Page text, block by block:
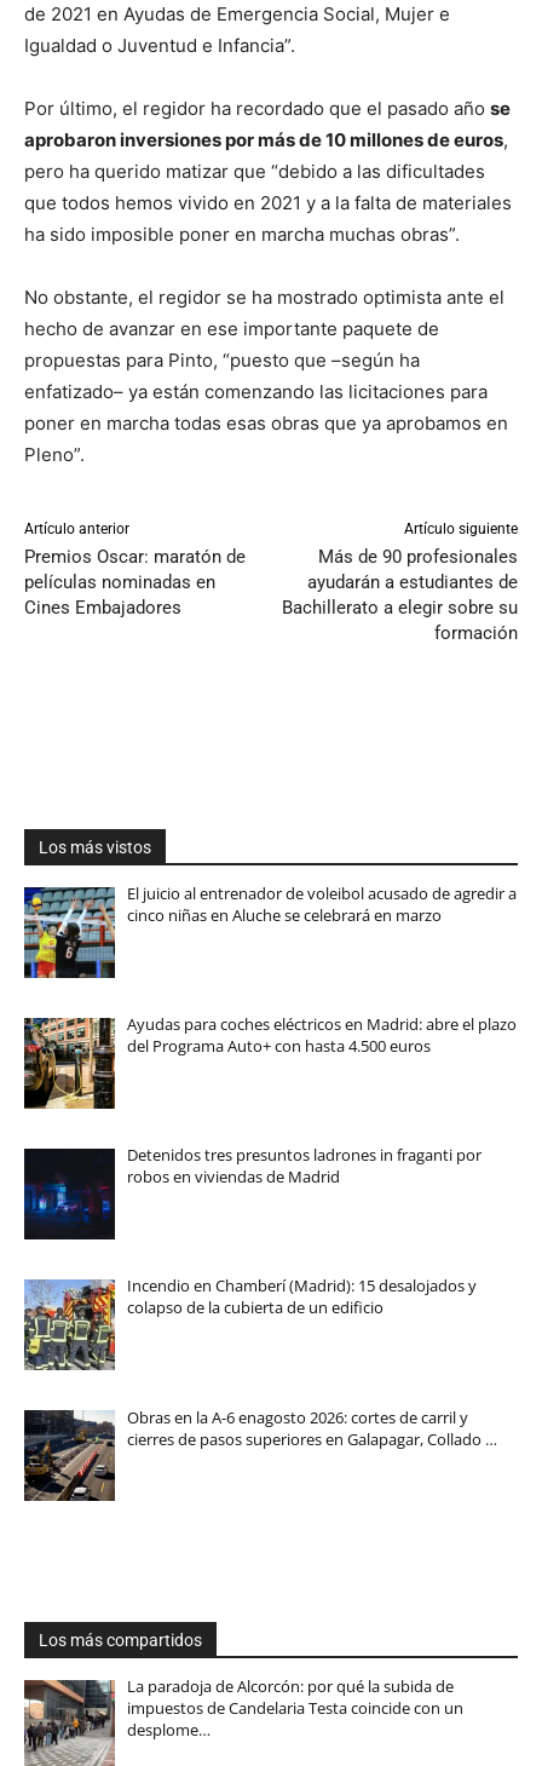
de 2021 en Ayudas de Emergencia Social, Mujer e
Igualdad o Juventud e Infancia”.
Por último, el regidor ha recordado que el pasado año se
aprobaron inversiones por más de 10 millones de euros,
pero ha querido matizar que “debido a las dificultades
que todos hemos vivido en 2021 y a la falta de materiales
ha sido imposible poner en marcha muchas obras”.
No obstante, el regidor se ha mostrado optimista ante el
hecho de avanzar en ese importante paquete de
propuestas para Pinto, “puesto que –según ha
enfatizado– ya están comenzando las licitaciones para
poner en marcha todas esas obras que ya aprobamos en
Pleno”.
Artículo anterior
Premios Oscar: maratón de
películas nominadas en
Cines Embajadores
Artículo siguiente
Más de 90 profesionales
ayudarán a estudiantes de
Bachillerato a elegir sobre su
formación
Los más vistos
El juicio al entrenador de voleibol acusado de agredir a
cinco niñas en Aluche se celebrará en marzo
Ayudas para coches eléctricos en Madrid: abre el plazo
del Programa Auto+ con hasta 4.500 euros
Detenidos tres presuntos ladrones in fraganti por
robos en viviendas de Madrid
Incendio en Chamberí (Madrid): 15 desalojados y
colapso de la cubierta de un edificio
Obras en la A-6 enagosto 2026: cortes de carril y
cierres de pasos superiores en Galapagar, Collado …
Los más compartidos
La paradoja de Alcorcón: por qué la subida de
impuestos de Candelaria Testa coincide con un
desplome…